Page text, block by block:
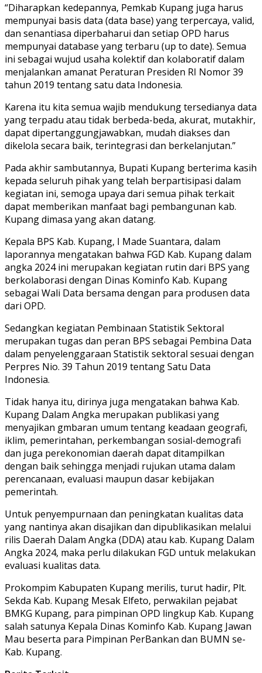
“Diharapkan kedepannya, Pemkab Kupang juga harus
mempunyai basis data (data base) yang terpercaya, valid,
dan senantiasa diperbaharui dan setiap OPD harus
mempunyai database yang terbaru (up to date). Semua
ini sebagai wujud usaha kolektif dan kolaboratif dalam
menjalankan amanat Peraturan Presiden RI Nomor 39
tahun 2019 tentang satu data Indonesia.
Karena itu kita semua wajib mendukung tersedianya data
yang terpadu atau tidak berbeda-beda, akurat, mutakhir,
dapat dipertanggungjawabkan, mudah diakses dan
dikelola secara baik, terintegrasi dan berkelanjutan.”
Pada akhir sambutannya, Bupati Kupang berterima kasih
kepada seluruh pihak yang telah berpartisipasi dalam
kegiatan ini, semoga upaya dari semua pihak terkait
dapat memberikan manfaat bagi pembangunan kab.
Kupang dimasa yang akan datang.
Kepala BPS Kab. Kupang, I Made Suantara, dalam
laporannya mengatakan bahwa FGD Kab. Kupang dalam
angka 2024 ini merupakan kegiatan rutin dari BPS yang
berkolaborasi dengan Dinas Kominfo Kab. Kupang
sebagai Wali Data bersama dengan para produsen data
dari OPD.
Sedangkan kegiatan Pembinaan Statistik Sektoral
merupakan tugas dan peran BPS sebagai Pembina Data
dalam penyelenggaraan Statistik sektoral sesuai dengan
Perpres Nio. 39 Tahun 2019 tentang Satu Data
Indonesia.
Tidak hanya itu, dirinya juga mengatakan bahwa Kab.
Kupang Dalam Angka merupakan publikasi yang
menyajikan gmbaran umum tentang keadaan geografi,
iklim, pemerintahan, perkembangan sosial-demografi
dan juga perekonomian daerah dapat ditampilkan
dengan baik sehingga menjadi rujukan utama dalam
perencanaan, evaluasi maupun dasar kebijakan
pemerintah.
Untuk penyempurnaan dan peningkatan kualitas data
yang nantinya akan disajikan dan dipublikasikan melalui
rilis Daerah Dalam Angka (DDA) atau kab. Kupang Dalam
Angka 2024, maka perlu dilakukan FGD untuk melakukan
evaluasi kualitas data.
Prokompim Kabupaten Kupang merilis, turut hadir, Plt.
Sekda Kab. Kupang Mesak Elfeto, perwakilan pejabat
BMKG Kupang, para pimpinan OPD lingkup Kab. Kupang
salah satunya Kepala Dinas Kominfo Kab. Kupang Jawan
Mau beserta para Pimpinan PerBankan dan BUMN se-
Kab. Kupang.